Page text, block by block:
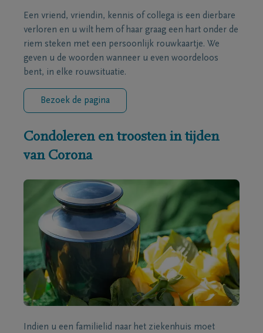
Een vriend, vriendin, kennis of collega is een dierbare
verloren en u wilt hem of haar graag een hart onder de
riem steken met een persoonlijk rouwkaartje. We
geven u de woorden wanneer u even woordeloos
bent, in elke rouwsituatie.
Bezoek de pagina
Condoleren en troosten in tijden
van Corona
Indien u een familielid naar het ziekenhuis moet